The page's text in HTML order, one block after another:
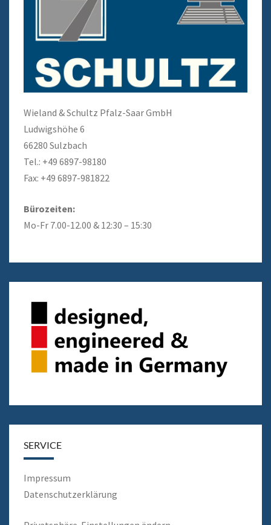
Wieland & Schultz Pfalz-Saar GmbH
Ludwigshöhe 6
66280 Sulzbach
Tel.: +49 6897-98180
Fax: +49 6897-981822
Bürozeiten:
Mo-Fr 7.00-12.00 & 12:30 – 15:30
SERVICE
Impressum
Datenschutzerklärung